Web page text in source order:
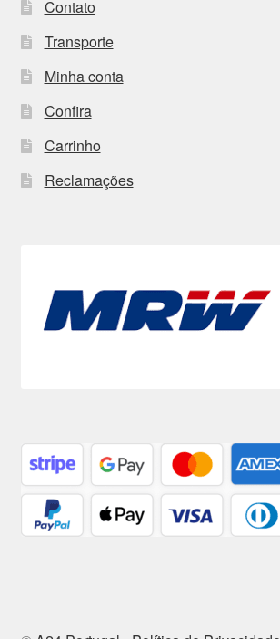
Contato
Transporte
Minha conta
Confira
Carrinho
Reclamações